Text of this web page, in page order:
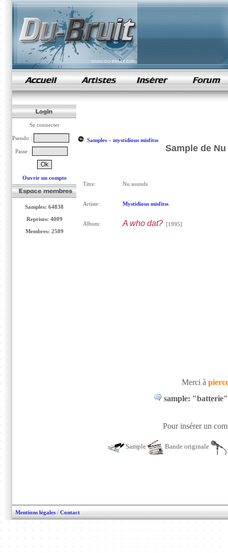
samples de rap
Se connecter
Pseudo :
Passe :
Ouvrir un compte
Samples: 64838
Reprises: 4009
Membres: 2589
Samples» mystidious misfitss
Sample de
Titre: Nu sounds
Artiste: Mystidious misfitss
Album: A who dat?[1995]
Merci à
sample: "batterie"
Pour insérer un
Sample Bande originale
Mentions légales / Contact